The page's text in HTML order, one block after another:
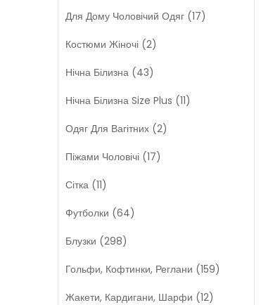
Для Дому Чоловічий Одяг (17)
Костюми Жіночі (2)
Нічна Білизна (43)
Нічна Білизна Size Plus (11)
Одяг Для Вагітних (2)
Піжами Чоловічі (17)
Сітка (11)
Футболки (64)
Блузки (298)
Гольфи, Кофтинки, Реглани (159)
Жакети, Кардигани, Шарфи (12)